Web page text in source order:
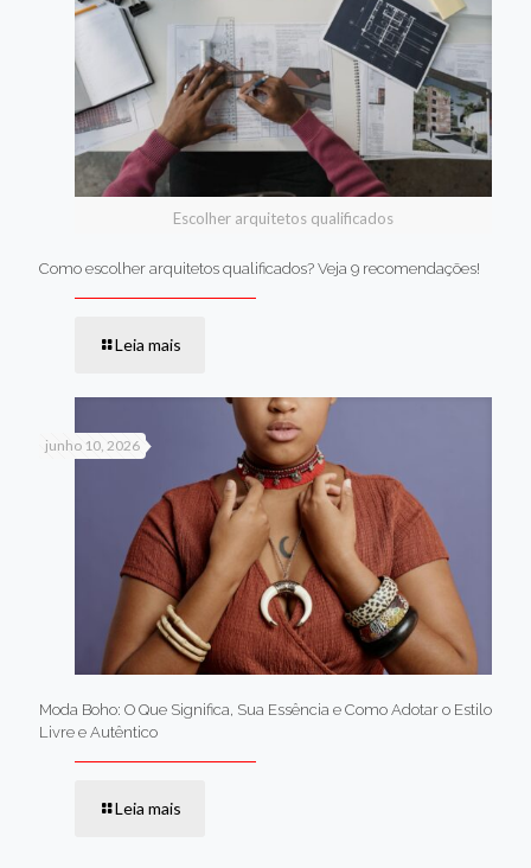
Escolher arquitetos qualificados
Como escolher arquitetos qualificados? Veja 9 recomendações!
Leia mais
junho 10, 2026
Moda Boho: O Que Significa, Sua Essência e Como Adotar o Estilo
Livre e Autêntico
Leia mais